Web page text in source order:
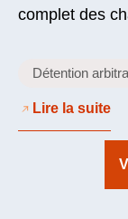
complet des
Détention
Lire la suite